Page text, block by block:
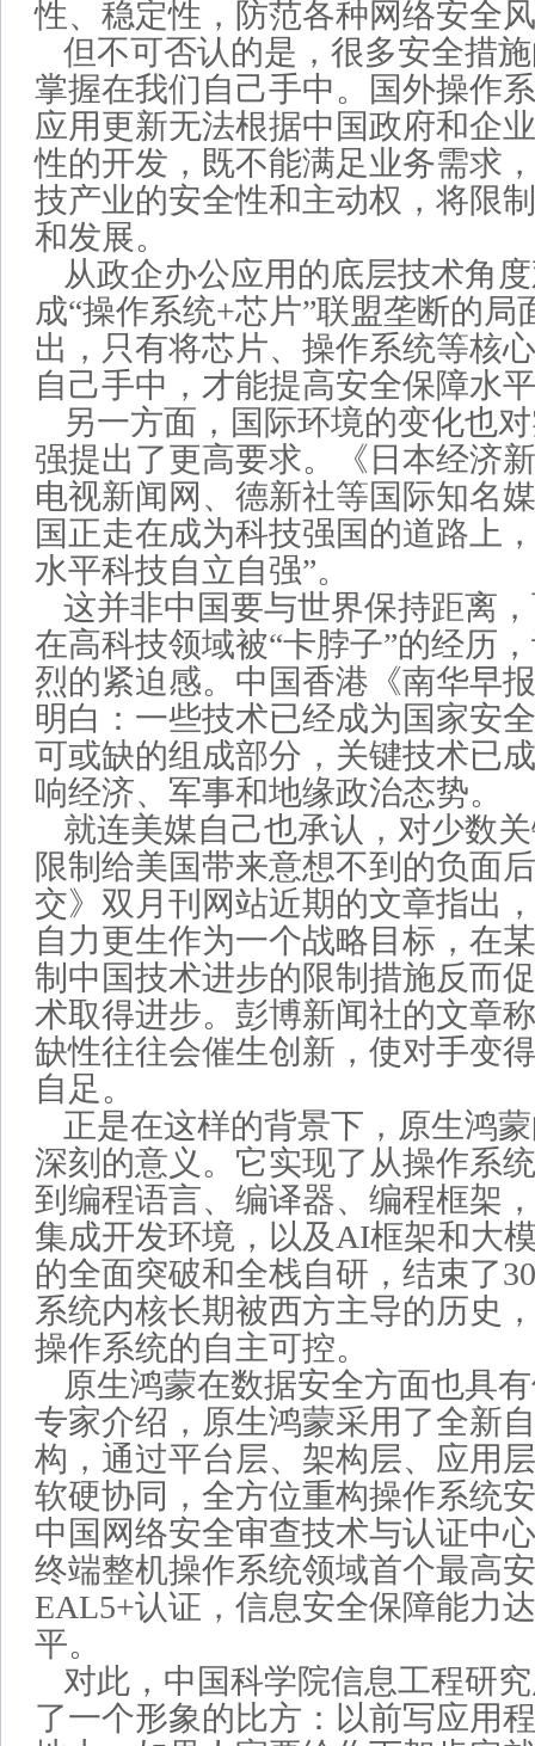
性、稳定性，防范各种网络安全
但不可否认的是，很多安全措
掌握在我们自己手中。国外操作
应用更新无法根据中国政府和企
性的开发，既不能满足业务需求
技产业的安全性和主动权，将限
和发展。
从政企办公应用的底层技术角
成“操作系统+芯片”联盟垄断的局
出，只有将芯片、操作系统等核
自己手中，才能提高安全保障水
另一方面，国际环境的变化也
强提出了更高要求。《日本经济
电视新闻网、德新社等国际知名
国正走在成为科技强国的道路上
水平科技自立自强”。
这并非中国要与世界保持距离
在高科技领域被“卡脖子”的经历
烈的紧迫感。中国香港《南华早
明白：一些技术已经成为国家安
可或缺的组成部分，关键技术已
响经济、军事和地缘政治态势。
就连美媒自己也承认，对少数
限制给美国带来意想不到的负面
交》双月刊网站近期的文章指出
自力更生作为一个战略目标，在
制中国技术进步的限制措施反而
术取得进步。彭博新闻社的文章
缺性往往会催生创新，使对手变
自足。
正是在这样的背景下，原生鸿
深刻的意义。它实现了从操作系
到编程语言、编译器、编程框架
集成开发环境，以及AI框架和大
的全面突破和全栈自研，结束了
系统内核长期被西方主导的历史
操作系统的自主可控。
原生鸿蒙在数据安全方面也具
专家介绍，原生鸿蒙采用了全新
构，通过平台层、架构层、应用
软硬协同，全方位重构操作系统
中国网络安全审查技术与认证中
终端整机操作系统领域首个最高
EAL5+认证，信息安全保障能力
平。
对此，中国科学院信息工程研
了一个形象的比方：以前写应用